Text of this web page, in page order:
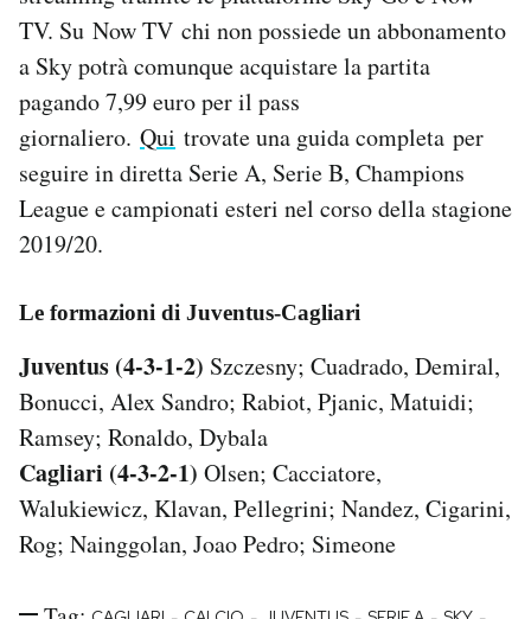
TV. Su Now TV chi non possiede un abbonamento
a Sky potrà comunque acquistare la partita
pagando 7,99 euro per il pass
giornaliero. Qui trovate una guida completa per
seguire in diretta Serie A, Serie B, Champions
League e campionati esteri nel corso della stagione
2019/20.
Le formazioni di Juventus-Cagliari
Juventus (4-3-1-2) Szczesny; Cuadrado, Demiral,
Bonucci, Alex Sandro; Rabiot, Pjanic, Matuidi;
Ramsey; Ronaldo, Dybala
Cagliari (4-3-2-1) Olsen; Cacciatore,
Walukiewicz, Klavan, Pellegrini; Nandez, Cigarini,
Rog; Nainggolan, Joao Pedro; Simeone